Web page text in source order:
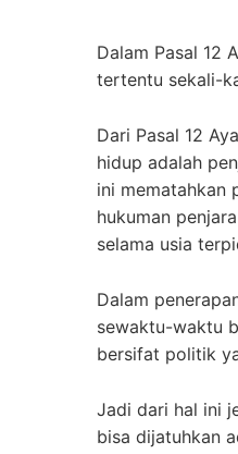
Dalam Pasal 12
tertentu sekali-
Dari Pasal 12
hidup adalah
ini mematahkan
hukuman
selama usia
Dalam
sewaktu-waktu
bersifat politik
Jadi dari hal ini
bisa dijatuhkan